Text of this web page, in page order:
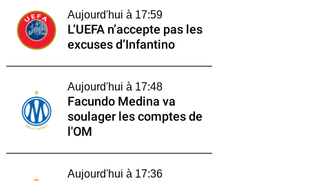
Aujourd'hui à 17:59
L’UEFA n’accepte pas les
excuses d’Infantino
Aujourd'hui à 17:48
Facundo Medina va
soulager les comptes de
l'OM
Aujourd'hui à 17:36